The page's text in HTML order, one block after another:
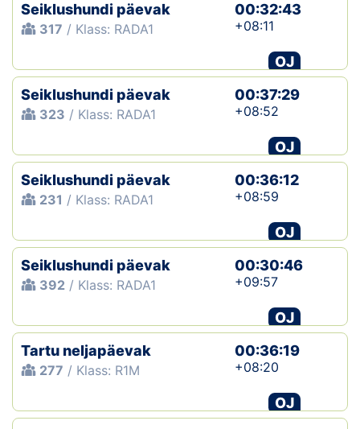
Seiklushundi päevak
317 / Klass: RADA1
00:32:43
+08:11
OJ
Seiklushundi päevak
323 / Klass: RADA1
00:37:29
+08:52
OJ
Seiklushundi päevak
231 / Klass: RADA1
00:36:12
+08:59
OJ
Seiklushundi päevak
392 / Klass: RADA1
00:30:46
+09:57
OJ
Tartu neljapäevak
277 / Klass: R1M
00:36:19
+08:20
OJ